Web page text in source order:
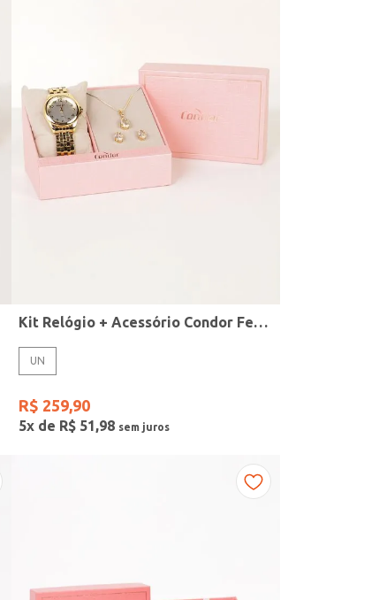
Kit Relógio + Acessório Condor Feminino DOURADO
UN
R$ 259,90
5x de R$ 51,98